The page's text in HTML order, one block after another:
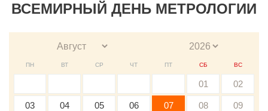
ВСЕМИРНЫЙ ДЕНЬ МЕТРОЛОГИИ
ПН ВТ СР ЧТ ПТ СБ ВС
01 02
03 04 05 06 07 08 09